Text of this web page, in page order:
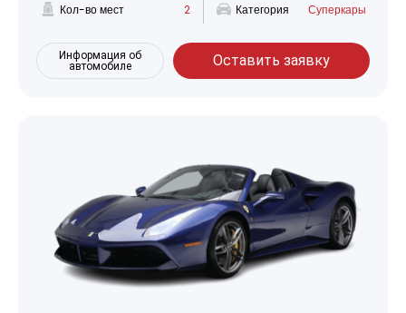
Кол-во мест 2 Категория Суперкары
Информация об
автомобиле
Оставить заявку